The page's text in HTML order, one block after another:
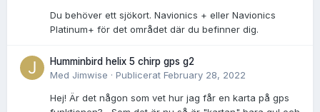
Du behöver ett sjökort. Navionics + eller Navionics
Platinum+ för det området där du befinner dig.
Humminbird helix 5 chirp gps g2
Med Jimwise · Publicerat February 28, 2022
Hej! Är det någon som vet hur jag får en karta på gps